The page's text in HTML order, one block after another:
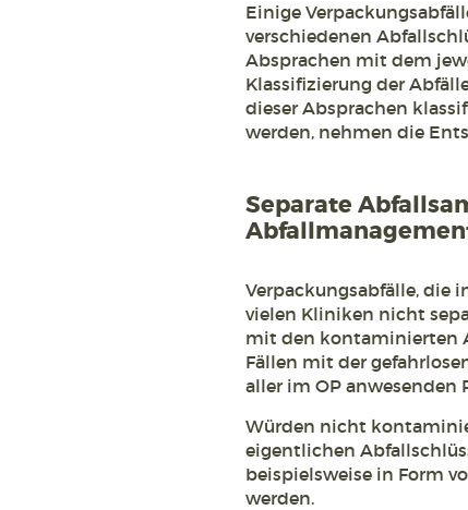
Einige
verschiedenen
Absprachen mit dem
Klassifizierung der
dieser Absprachen
werden, nehmen die
Separate
Verpackungsabfälle, die
vielen Kliniken nicht
mit den kontaminierten
Fällen mit der
aller im OP anwesenden
Würden nicht
eigentlichen
beispielsweise in Form
werden.